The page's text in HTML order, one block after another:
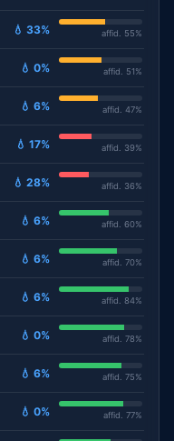
💧 33% affid. 55%
💧 0% affid. 51%
💧 6% affid. 47%
💧 17% affid. 39%
💧 28% affid. 36%
💧 6% affid. 60%
💧 6% affid. 70%
💧 6% affid. 84%
💧 0% affid. 78%
💧 6% affid. 75%
💧 0% affid. 77%